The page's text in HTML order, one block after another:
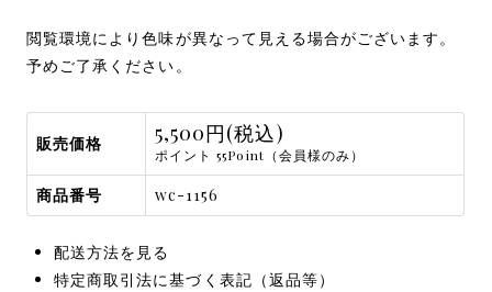
閲覧環境により色味が異なって見える場合がございます。
予めご了承ください。
販売価格 5,500円(税込)
ポイント 55Point（会員様のみ）
商品番号 wc-1156
配送方法を見る
特定商取引法に基づく表記（返品等）